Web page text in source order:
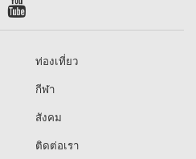
ท่องเที่ยว
กีฬา
สังคม
ติดต่อเรา